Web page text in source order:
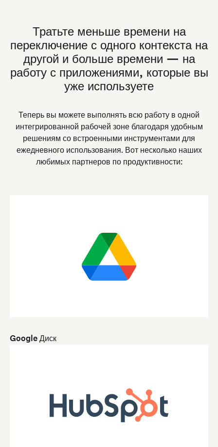
Тратьте меньше времени на
переключение с одного контекста на
другой и больше времени — на
работу с приложениями, которые вы
уже используете
Теперь вы можете выполнять всю работу в одной
интегрированной рабочей зоне благодаря удобным
решениям со встроенными инструментами для
ежедневного использования. Вот несколько наших
любимых партнеров по продуктивности:
Google Диск